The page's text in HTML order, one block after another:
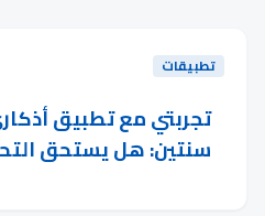
تطبيقات
سنتين: هل يستحق